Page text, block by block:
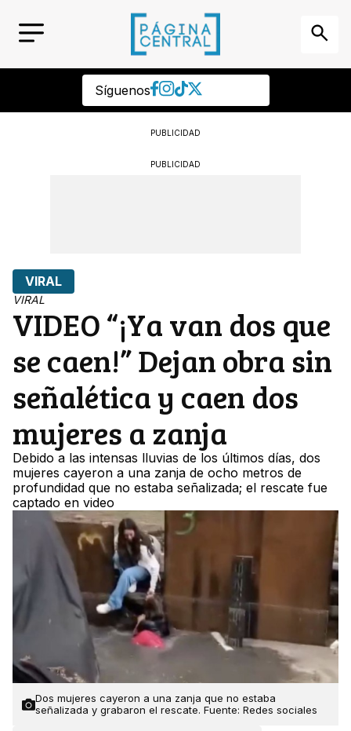
Síguenos
PUBLICIDAD
PUBLICIDAD
VIRAL
VIRAL
VIDEO “¡Ya van dos que
se caen!” Dejan obra sin
señalética y caen dos
mujeres a zanja
Debido a las intensas lluvias de los últimos días, dos
mujeres cayeron a una zanja de ocho metros de
profundidad que no estaba señalizada; el rescate fue
captado en video
Dos mujeres cayeron a una zanja que no estaba
señalizada y grabaron el rescate. Fuente: Redes sociales